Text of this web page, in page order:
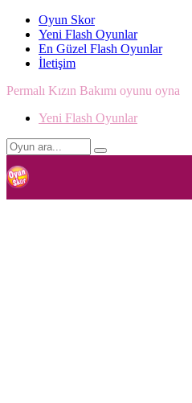
Oyun Skor
Yeni Flash Oyunlar
En Güzel Flash Oyunlar
İletişim
Permalı Kızın Bakımı oyunu oyna
Yeni Flash Oyunlar